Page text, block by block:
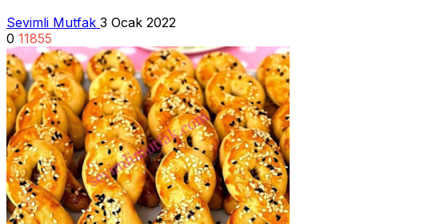
Sevimli Mutfak 3 Ocak 2022
0 11855